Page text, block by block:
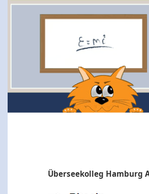
Überseekolleg Hamburg